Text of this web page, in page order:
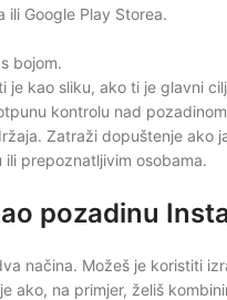
Google Play Storea.
bojom.
je kao sliku, ako ti je glavni
kontrolu nad
Zatraži dopuštenje ako
prepoznatljivim osobama.
pozadinu
načina. Možeš je koristiti
ako, na primjer, želiš